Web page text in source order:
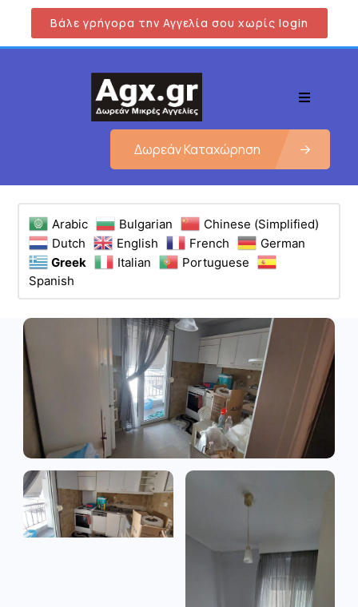
Βάλε γρήγορα την Αγγελία σου χωρίς login
Δωρεάν Καταχώρηση
Arabic Bulgarian
Chinese (Simplified)
Dutch
English French
German
Greek
Italian
Portuguese
Spanish